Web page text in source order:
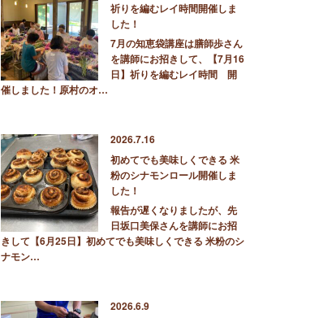
祈りを編むレイ時間開催しま
した！
7月の知恵袋講座は膳師歩さん
を講師にお招きして、【7月16
日】祈りを編むレイ時間 開
催しました！原村のオ…
2026.7.16
初めてでも美味しくできる 米
粉のシナモンロール開催しま
した！
報告が遅くなりましたが、先
日坂口美保さんを講師にお招
きして【6月25日】初めてでも美味しくできる 米粉のシ
ナモン…
2026.6.9